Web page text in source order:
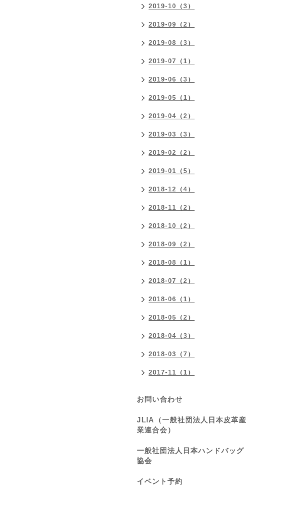
2019-10（3）
2019-09（2）
2019-08（3）
2019-07（1）
2019-06（3）
2019-05（1）
2019-04（2）
2019-03（3）
2019-02（2）
2019-01（5）
2018-12（4）
2018-11（2）
2018-10（2）
2018-09（2）
2018-08（1）
2018-07（2）
2018-06（1）
2018-05（2）
2018-04（3）
2018-03（7）
2017-11（1）
お問い合わせ
JLIA（一般社団法人日本皮革産
業連合会）
一般社団法人日本ハンドバッグ
協会
イベント予約